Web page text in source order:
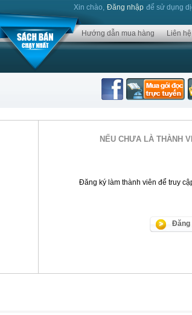
Xin chào, Đăng nhập để sử dụng
Hướng dẫn mua hàng Liên hệ
NẾU CHƯA LÀ THÀNH
Đăng ký làm thành viên để truy
Đăng